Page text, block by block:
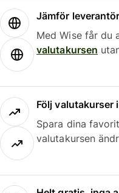
Jämför
Med Wise får du
valutakursen
Följ valutakurser
Spara dina
valutakursen